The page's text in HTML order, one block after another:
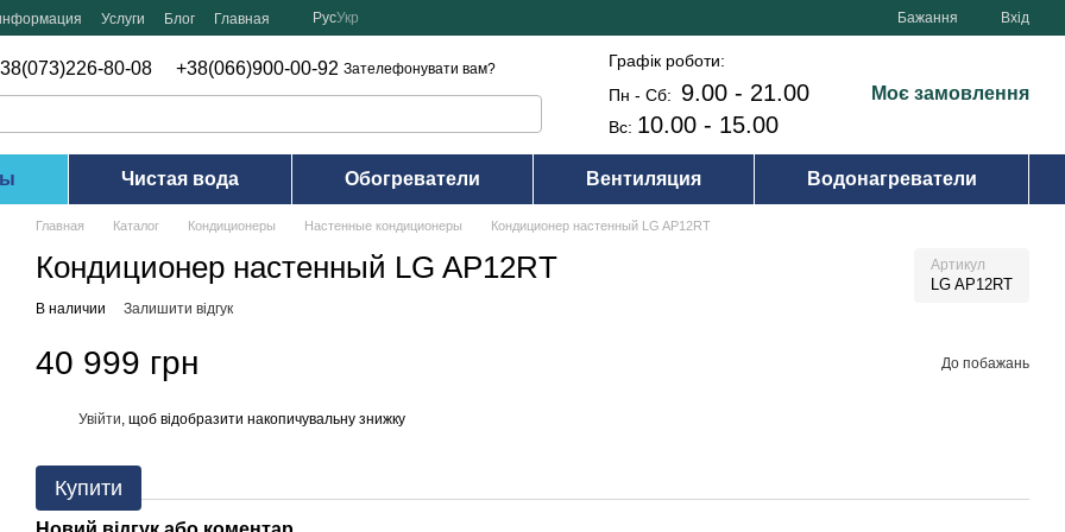
Услуги Блог Главная РусУкр Бажання Вхід
80-08 +38(066)900-00-92 Зателефонувати вам?
Графік роботи:
Пн - Сб: 9.00 - 21.00
Вс: 10.00 - 15.00
Моє замовлення
Чистая вода Обогреватели Вентиляция Водонагреватели
Главная Каталог Кондиционеры Настенные кондиционеры Кондиционер настенный LG AP12RT
Кондиционер настенный LG AP12RT Артикул
LG AP12RT
В наличии Залишити відгук
40 999 грн До побажань
Увійти , щоб відобразити накопичувальну знижку
Купити